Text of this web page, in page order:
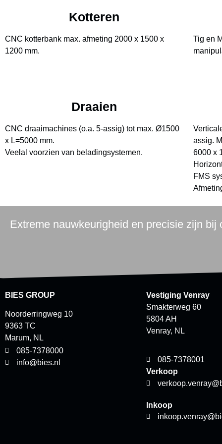
Kotteren
CNC kotterbank max. afmeting 2000 x 1500 x
1200 mm.
Tig en
Draaien
CNC draaimachines (o.a. 5-assig) tot max. Ø1500
x L=5000 mm.
Veelal voorzien van beladingsystemen.
assig.
6000 x
FMS
Extreme nauwkeurigheid en precisie zijn bij
BIES GROUP
Noorderringweg 10
9363 TC
Marum, NL
085-7378000
info@bies.nl
Vestiging Venray
Smakterweg 60
5804 AH
Venray, NL
085-7378001
Verkoop
Inkoop